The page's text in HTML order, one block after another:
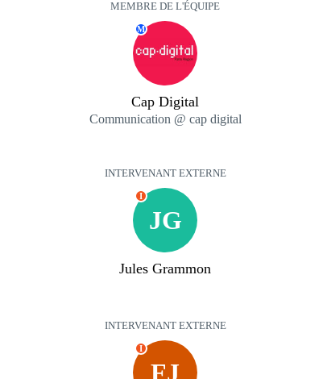
MEMBRE DE L'ÉQUIPE
M
Cap Digital
Communication @ cap digital
INTERVENANT EXTERNE
JG
I
Jules Grammon
INTERVENANT EXTERNE
FJ
I